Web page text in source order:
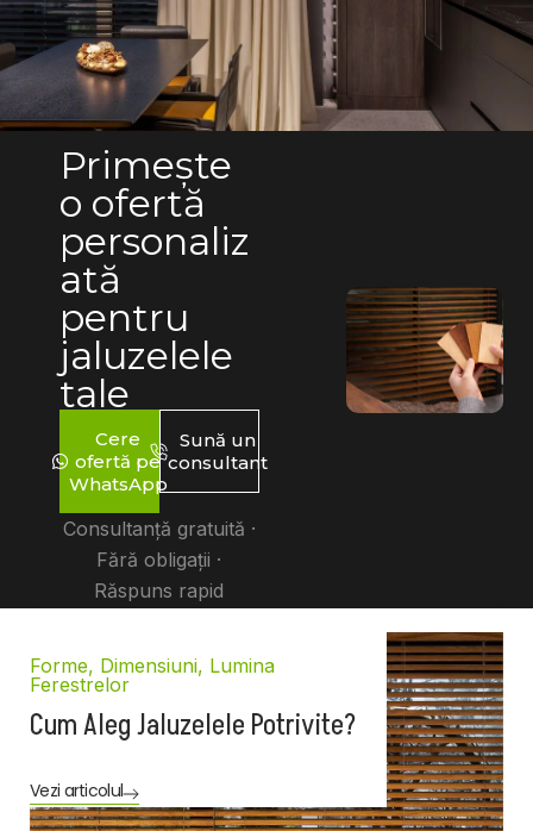
Primește
o ofertă
personaliz
ată
pentru
jaluzelele
tale
Consultanță gratuită ·
Fără obligații ·
Răspuns rapid
Cere
ofertă pe
WhatsApp
Sună un
consultant
Forme, Dimensiuni, Lumina
Ferestrelor
Cum Aleg Jaluzelele Potrivite?
Vezi articolul